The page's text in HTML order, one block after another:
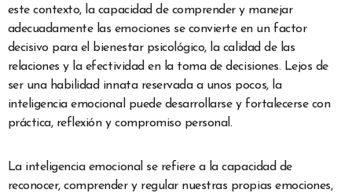
este contexto, la capacidad de comprender y manejar
adecuadamente las emociones se convierte en un factor
decisivo para el bienestar psicológico, la calidad de las
relaciones y la efectividad en la toma de decisiones. Lejos de
ser una habilidad innata reservada a unos pocos, la
inteligencia emocional puede desarrollarse y fortalecerse con
práctica, reflexión y compromiso personal.
La inteligencia emocional se refiere a la capacidad de
reconocer, comprender y regular nuestras propias emociones,